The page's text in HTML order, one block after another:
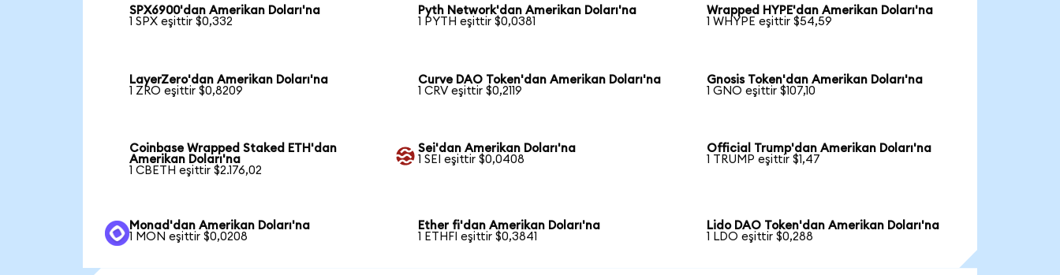
SPX6900'dan Amerikan Doları'na
1 SPX eşittir $0,332
Pyth Network'dan Amerikan Doları'na
1 PYTH eşittir $0,0381
Wrapped HYPE'dan Amerikan Doları'na
1 WHYPE eşittir $54,59
LayerZero'dan Amerikan Doları'na
1 ZRO eşittir $0,8209
Curve DAO Token'dan Amerikan Doları'na
1 CRV eşittir $0,2119
Gnosis Token'dan Amerikan Doları'na
1 GNO eşittir $107,10
Coinbase Wrapped Staked ETH'dan
Amerikan Doları'na
1 CBETH eşittir $2.176,02
Sei'dan Amerikan Doları'na
1 SEI eşittir $0,0408
Official Trump'dan Amerikan Doları'na
1 TRUMP eşittir $1,47
Monad'dan Amerikan Doları'na
1 MON eşittir $0,0208
Ether fi'dan Amerikan Doları'na
1 ETHFI eşittir $0,3841
Lido DAO Token'dan Amerikan Doları'na
1 LDO eşittir $0,288